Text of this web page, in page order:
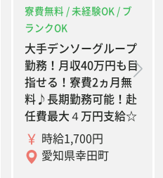
寮費無料 / 未経験OK / ブ
ランクOK
大手デンソーグループ
勤務！月収40万円も目
指せる！寮費2ヵ月無
料♪長期勤務可能！赴
任費最大４万円支給☆
時給1,700円
愛知県幸田町